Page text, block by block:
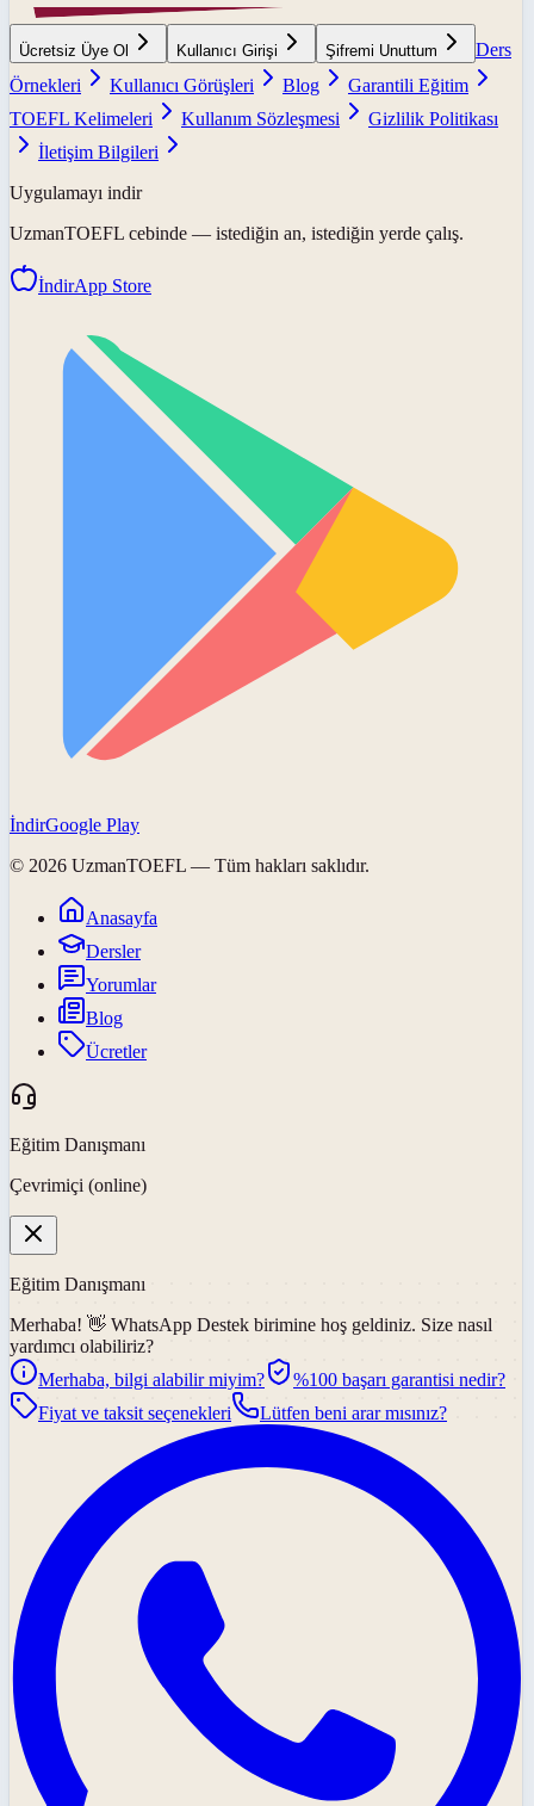
Ücretsiz Üye Ol Kullanıcı Girişi Şifremi Unuttum
Ders
Örnekleri
Kullanıcı Görüşleri Blog
Garantili Eğitim
TOEFL Kelimeleri
Kullanım Sözleşmesi
Gizlilik Politikası
İletişim Bilgileri
Uygulamayı indir
UzmanTOEFL cebinde — istediğin an, istediğin yerde çalış.
İndirApp Store
İndirGoogle Play
© 2026 UzmanTOEFL — Tüm hakları saklıdır.
Anasayfa
Dersler
Yorumlar
Blog
Ücretler
Eğitim Danışmanı
Çevrimiçi (online)
Eğitim Danışmanı
Merhaba! 👋 WhatsApp Destek birimine hoş geldiniz. Size nasıl
yardımcı olabiliriz?
Merhaba, bilgi alabilir miyim?
%100 başarı garantisi nedir?
Fiyat ve taksit seçenekleri
Lütfen beni arar mısınız?